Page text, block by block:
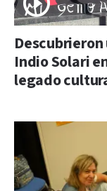
Indio Solari
legado